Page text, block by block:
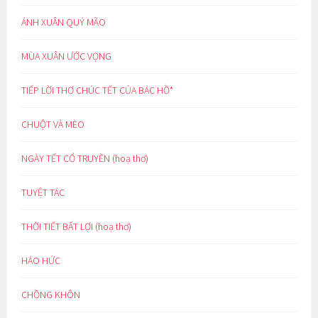
ÁNH XUÂN QUÝ MÃO
MÙA XUÂN ƯỚC VỌNG
TIẾP LỜI THƠ CHÚC TẾT CỦA BÁC HỒ*
CHUỘT VÀ MÈO
NGÀY TẾT CỔ TRUYỀN (hoạ thơ)
TUYỆT TÁC
THỜI TIẾT BẤT LỢI (hoạ thơ)
HÁO HỨC
CHỒNG KHÔN